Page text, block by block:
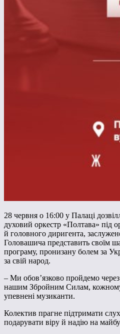
28 червня о 16:00 у Палаці
духовий оркестр «Полтава» під
й головного диригента,
Головашича представить своїм
програму, пронизану болем за
за свій народ.
– Ми обов’язково пройдемо
нашим Збройним Силам,
упевнені музиканти.
Колектив прагне підтримати
подарувати віру й надію на